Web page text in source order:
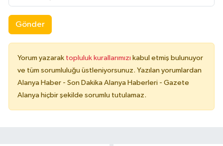
Gönder
Yorum yazarak topluluk kurallarımızı kabul etmiş bulunuyor
ve tüm sorumluluğu üstleniyorsunuz. Yazılan yorumlardan
Alanya Haber - Son Dakika Alanya Haberleri - Gazete
Alanya hiçbir şekilde sorumlu tutulamaz.